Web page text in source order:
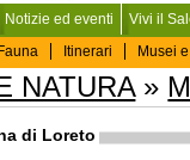
Itinerari Musei
Notizie ed eventi Vivi il
NATURA»
di Loreto